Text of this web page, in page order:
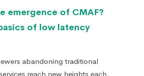
emergence of CMAF?
of low latency
abandoning traditional
reach new heights each